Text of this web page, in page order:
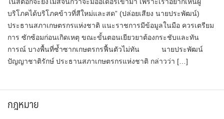
บริโภคได้บริโภคข้าวที่สีใหม่และสด” (ปล่อย​เสียง​ นายป​ระพัฒน์)​
ประธานสภา​เกษตรกร​แห่งชาติ แนะราชการมีข้อมูลในมือ ควรเตรียม
การ ซักซ้อมก่อนเกิดเหตุ ขณะขั้นตอนเยียวยาต้องกระชับและทัน
การณ์ บางพื้นที่ซ้ำซากเกษตรกรฟื้นตัวไม่ทัน นายประพัฒน์​
ปัญญา​ชาติ​รักษ์​ ประธาน​สภา​เกษตรกร​แห่งชาติ​ กล่าวว่า […]
กฎหมาย